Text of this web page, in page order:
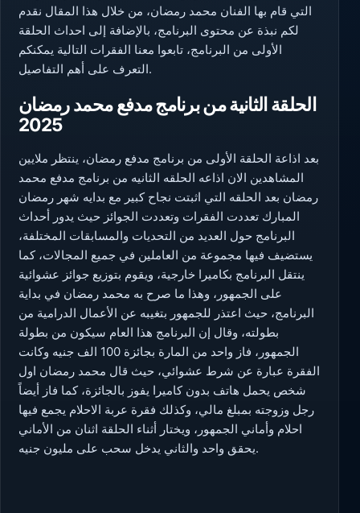
التي قام بها الفنان محمد رمضان، من خلال هذا المقال نقدم
لكم نبذة عن محتوى البرنامج، بالإضافة إلى احداث الحلقة
الأولى من البرنامج، تابعوا معنا الفقرات التالية يمكنكم
التعرف على أهم التفاصيل.
الحلقة الثانية من برنامج مدفع محمد رمضان
2025
بعد اذاعة الحلقة الأولى من برنامج مدفع رمضان، ينتظر ملايين
المشاهدين الان اذاعه الحلقه الثانيه من برنامج مدفع محمد
رمضان بعد الحلقه التي اثبتت نجاح كبير مع بدايه شهر رمضان
المبارك تعددت الفقرات وتعددت الجوائز حيث يدور أحداث
البرنامج حول العديد من التحديات والمسابقات المختلفة،
يستضيف فيها مجموعة من العاملين في جميع المجالات، كما
ينتقل البرنامج بكاميرا خارجية، ويقوم بتوزيع جوائز عشوائية
على الجمهور، وهذا ما صرح به محمد رمضان في بداية
البرنامج، حيث اعتذر للجمهور بتغيبه عن الأعمال الدرامية من
بطولته، وقال إن البرنامج هذا العام سيكون من بطولة
الجمهور، فاز واحد من المارة بجائزة 100 الف جنيه وكانت
الفقرة عبارة عن شرط عشوائي، حيث قال محمد رمضان اول
شخص يحمل هاتف بدون كاميرا يفوز بالجائزة، كما فاز أيضاً
رجل وزوجته بمبلغ مالي، وكذلك فقرة عربة الاحلام يجمع فيها
احلام وأماني الجمهور، ويختار أثناء الحلقة اثنان من الأماني
يحقق واحد والثاني يدخل سحب على مليون جنيه.